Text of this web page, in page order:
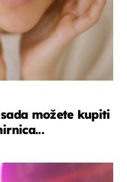
možete kupiti